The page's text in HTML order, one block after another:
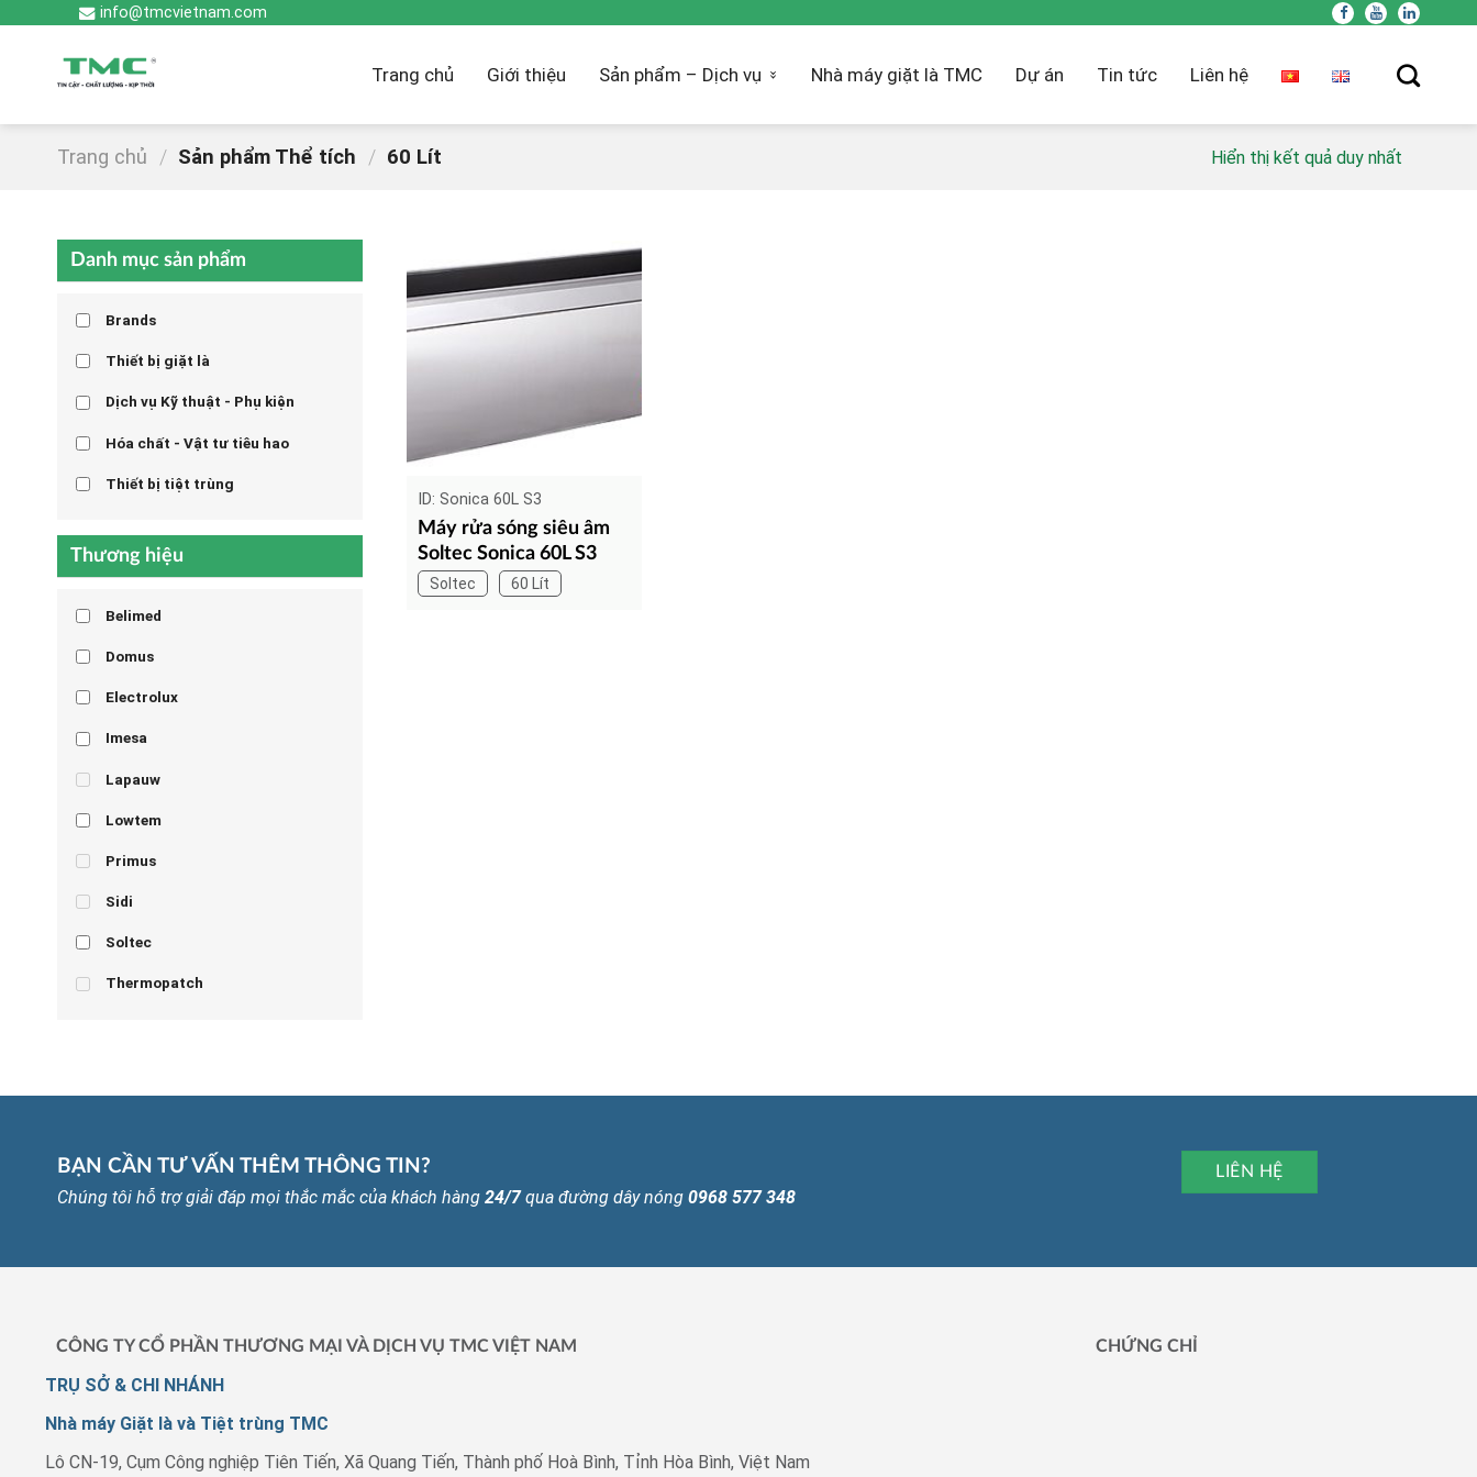
info@tmcvietnam.com
Trang chủ Giới thiệu Sản phẩm – Dịch vụ Nhà máy giặt là TMC Dự án Tin tức Liên hệ
Trang chủ / Sản phẩm Thể tích / 60 Lít Hiển thị kết quả duy nhất
Danh mục sản phẩm
Brands
Thiết bị giặt là
Dịch vụ Kỹ thuật - Phụ kiện
Hóa chất - Vật tư tiêu hao
Thiết bị tiệt trùng
Thương hiệu
Belimed
Domus
Electrolux
Imesa
Lapauw
Lowtem
Primus
Sidi
Soltec
Thermopatch
ID: Sonica 60L S3
Máy rửa sóng siêu âm
Soltec Sonica 60L S3
Soltec 60 Lít
BẠN CẦN TƯ VẤN THÊM THÔNG TIN?
Chúng tôi hỗ trợ giải đáp mọi thắc mắc của khách hàng 24/7qua đường dây nóng 0968 577 348
LIÊN HỆ
CÔNG TY CỔ PHẦN THƯƠNG MẠI VÀ DỊCH VỤ TMC VIỆT NAM
TRỤ SỞ & CHI NHÁNH
Nhà máy Giặt là và Tiệt trùng TMC
Lô CN-19, Cụm Công nghiệp Tiên Tiến, Xã Quang Tiến, Thành phố Hoà Bình, Tỉnh Hòa Bình, Việt Nam
CHỨNG CHỈ